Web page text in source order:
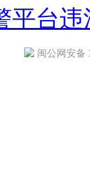
平台违
闽公网安备